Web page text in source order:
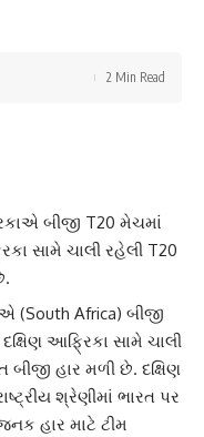
2 Min Read
બીજી T20 મેચમાં
સામે ચાલી રહેલી T20
(South Africa) બીજી
આફ્રિકા સામે ચાલી
બીજી હાર મળી છે. દક્ષિણ
શ્રેણીમાં ભારત પર
હાર માટે ટીમ